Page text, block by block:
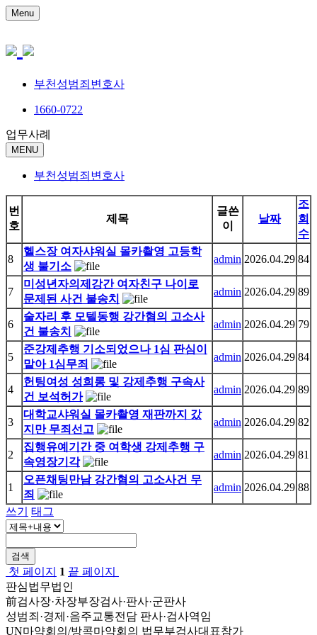
Menu
부천성범죄변호사
1660-0722
업무사례
MENU
부천성범죄변호사
번
호
제목
글쓴
이
날짜
조
회
수
8
헬스장 여자샤워실 몰카촬영 고등학
생 불기소
admin 2026.04.29 84
7
미성년자의제강간 여자친구 나이로
문제된 사건 불송치
admin 2026.04.29 89
6
술자리 후 모텔동행 강간혐의 고소사
건 불송치
admin 2026.04.29 79
5
준강제추행 기소되었으나 1심 판심이
맡아 1심무죄
admin 2026.04.29 84
4
헌팅여성 성희롱 및 강제추행 구속사
건 보석허가
admin 2026.04.29 89
3
대학교샤워실 몰카촬영 재판까지 갔
지만 무죄선고
admin 2026.04.29 82
2
집행유예기간 중 여학생 강제추행 구
속영장기각
admin 2026.04.29 81
1
오픈채팅만남 강간혐의 고소사건 무
죄
admin 2026.04.29 88
쓰기
태그
검색
첫 페이지 1 끝 페이지
판심법무법인
前검사장·차장부장검사·판사·군판사
성범죄·경제·음주교통전담 판사·검사역임
UN마약회의/방콕마약회의 법무부검사대표참가